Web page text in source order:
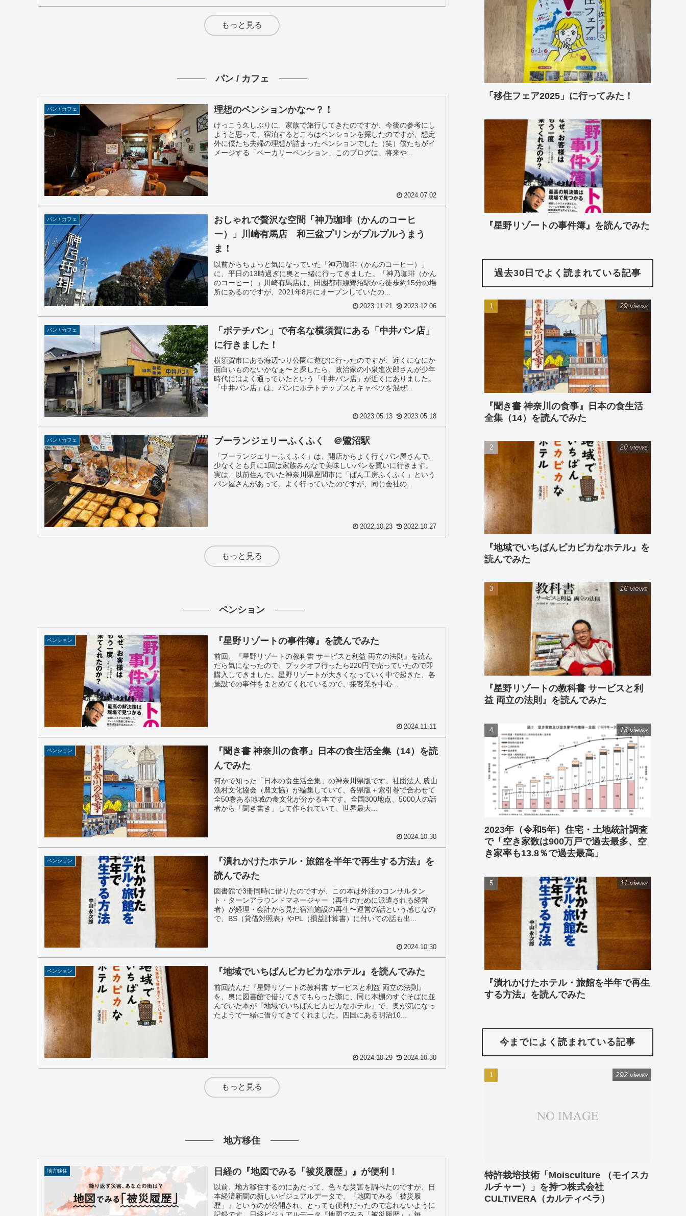
もっと見る
パン / カフェ
パン / カフェ 理想のペンションかな〜？！
けっこう久しぶりに、家族で旅行してきたのですが、今後の参考にし
ようと思って、宿泊するところはペンションを探したのですが、想定
外に僕たち夫婦の理想が詰まったペンションでした（笑）僕たちがイ
メージする「ベーカリーペンション」このブログは、将来や...
2024.07.02
パン / カフェ
おしゃれで贅沢な空間「神乃珈琲（かんのコーヒ
ー）」川崎有馬店 和三盆プリンがプルプルうまう
ま！
以前からちょっと気になっていた「神乃珈琲（かんのコーヒー）」
に、平日の13時過ぎに奥と一緒に行ってきました。「神乃珈琲（かん
のコーヒー）」川崎有馬店は、田園都市線鷺沼駅から徒歩約15分の場
所にあるのですが、2021年8月にオープンしていたの...
2023.11.21 2023.12.06
パン / カフェ
「ポテチパン」で有名な横須賀にある「中井パン店」
に行きました！
横須賀市にある海辺つり公園に遊びに行ったのですが、近くになにか
面白いものないかなぁ〜と探したら、政治家の小泉進次郎さんが少年
時代にはよく通っていたという「中井パン店」が近くにありました。
「中井パン店」は、パンにポテトチップスとキャベツを混ぜ...
2023.05.13 2023.05.18
パン / カフェ ブーランジェリーふくふく ＠鷺沼駅
「ブーランジェリーふくふく」は、開店からよく行くパン屋さんで、
少なくとも月に1回は家族みんなで美味しいパンを買いに行きます。
実は、以前住んでいた神奈川県座間市に「ぱん工房ふくふく」という
パン屋さんがあって、よく行っていたのですが、同じ会社の...
2022.10.23 2022.10.27
もっと見る
ペンション
ペンション 『星野リゾートの事件簿』を読んでみた
前回、『星野リゾートの教科書 サービスと利益 両立の法則』を読ん
だら気になったので、ブックオフ行ったら220円で売っていたので即
購入してきました。星野リゾートが大きくなっていく中で起きた、各
施設での事件をまとめてくれているので、接客業を中心...
2024.11.11
ペンション
『聞き書 神奈川の食事』日本の食生活全集（14）を読
んでみた
何かで知った「日本の食生活全集」の神奈川県版です。社団法人 農山
漁村文化協会（農文協）が編集していて、各県版＋索引巻で合わせて
全50巻ある地域の食文化が分かる本です。全国300地点、5000人の話
者から「聞き書き」して作られていて、世界最大...
2024.10.30
ペンション
『潰れかけたホテル・旅館を半年で再生する方法』を
読んでみた
図書館で3冊同時に借りたのですが、この本は外注のコンサルタン
ト・ターンアラウンドマネージャー（再生のために派遣される経営
者）が経理・会計から見た宿泊施設の再生〜運営の話という感じなの
で、BS（貸借対照表）やPL（損益計算書）に付いての話も出...
2024.10.30
ペンション 『地域でいちばんピカピカなホテル』を読んでみた
前回読んだ『星野リゾートの教科書 サービスと利益 両立の法則』
を、奥に図書館で借りてきてもらった際に、同じ本棚のすぐそばに並
んでいた本が『地域でいちばんピカピカなホテル』で、奥が気になっ
たようで一緒に借りてきてくれました。四国にある明治10...
2024.10.29 2024.10.30
もっと見る
地方移住
地方移住 日経の『地図でみる「被災履歴」』が便利！
以前、地方移住するのにあたって、色々な災害を調べたのですが、日
本経済新聞の新しいビジュアルデータで、『地図でみる「被災履
歴」』というのが公開され、とっても便利だったので忘れないように
「移住フェア2025」に行ってみた！
『星野リゾートの事件簿』を読んでみた
過去30日でよく読まれている記事
『聞き書 神奈川の食事』日本の食生活
全集（14）を読んでみた
29 views
『地域でいちばんピカピカなホテル』を
読んでみた
20 views
『星野リゾートの教科書 サービスと利
益 両立の法則』を読んでみた
16 views
2023年（令和5年）住宅・土地統計調査
で「空き家数は900万戸で過去最多、空
き家率も13.8％で過去最高」
13 views
『潰れかけたホテル・旅館を半年で再生
する方法』を読んでみた
11 views
今までによく読まれている記事
特許栽培技術「Moisculture （モイスカ
ルチャー）」を持つ株式会社
CULTIVERA（カルティベラ）
292 views